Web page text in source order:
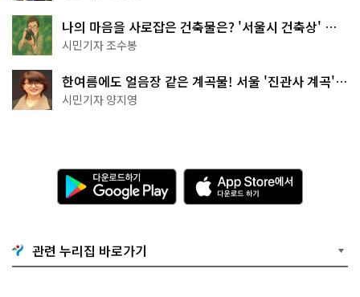
나의 마음을 사로잡은 건축물은? '서울시 건축상' 수
상작 공개!
시민기자 조수봉
한여름에도 얼음장 같은 계곡물! 서울 '진관사 계곡'이
천국이네~
시민기자 양지영
다
운
로
기
G
o
A
p
p
e
관련 누리집 바로가기